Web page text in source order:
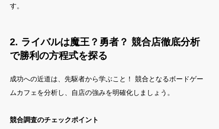
す。
2. ライバルは魔王？勇者？ 競合店徹底分析
で勝利の方程式を探る
成功への近道は、先駆者から学ぶこと！ 競合となるボードゲー
ムカフェを分析し、自店の強みを明確化しましょう。
競合調査のチェックポイント